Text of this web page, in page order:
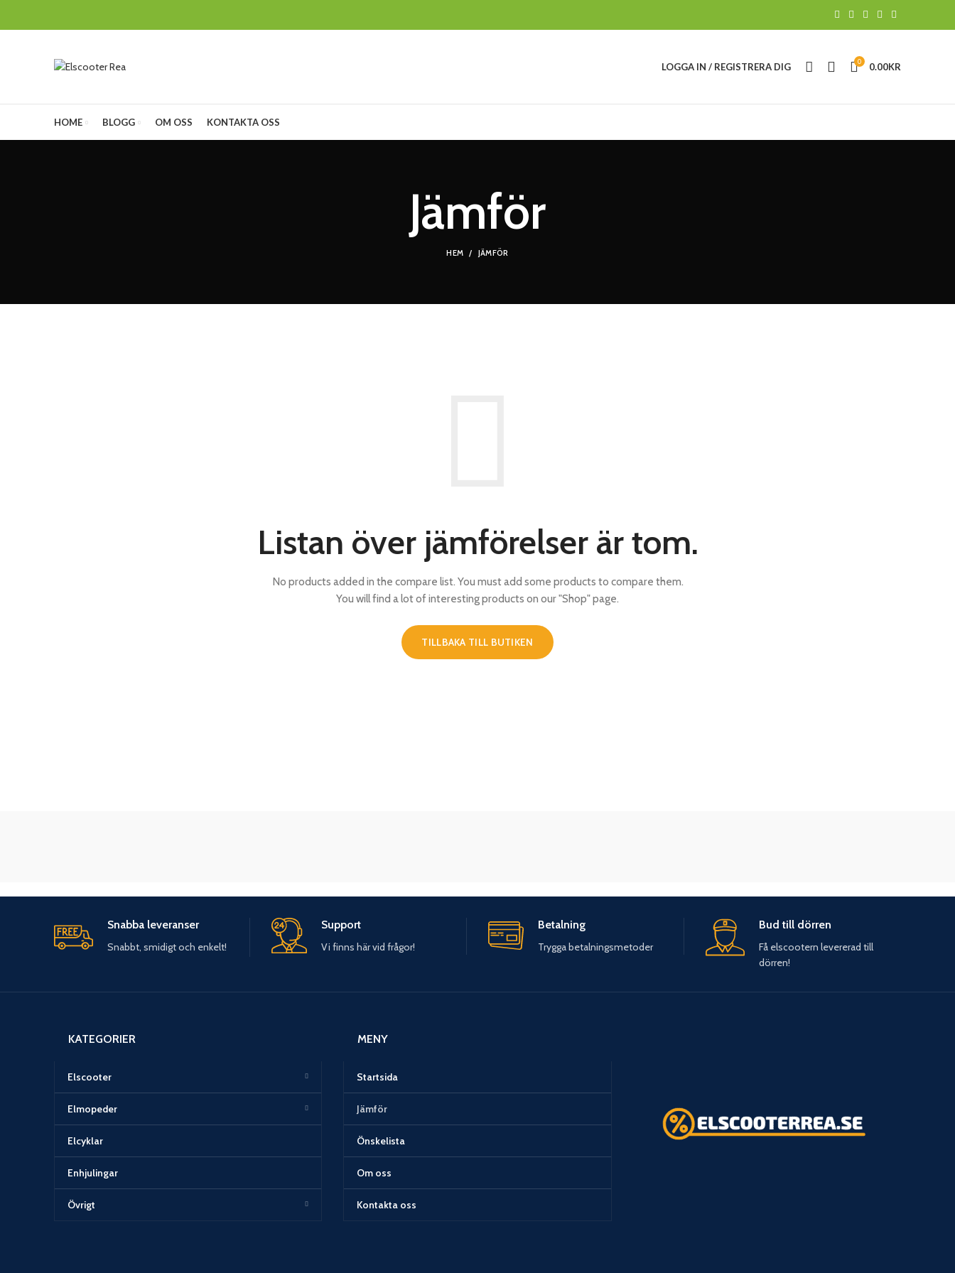
LOGGA IN / REGISTRERA DIG 0 0.00KR
HOME BLOGG OM OSS KONTAKTA OSS
Jämför
HEM JÄMFÖR
Listan över jämförelser är tom.
No products added in the compare list. You must add some products to compare them.
You will find a lot of interesting products on our "Shop" page.
TILLBAKA TILL BUTIKEN
Snabba leveranser
Snabbt, smidigt och enkelt!
Support
Vi finns här vid frågor!
Betalning
Trygga betalningsmetoder
Bud till dörren
Få elscootern levererad till
dörren!
KATEGORIER
Elscooter
Elmopeder
Elcyklar
Enhjulingar
Övrigt
MENY
Startsida
Jämför
Önskelista
Om oss
Kontakta oss